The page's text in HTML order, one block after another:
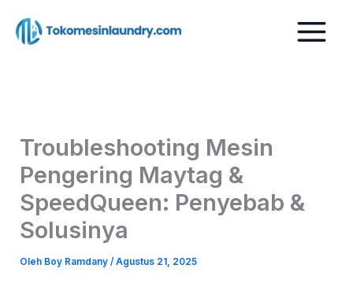
Troubleshooting Mesin
Pengering Maytag &
SpeedQueen: Penyebab &
Solusinya
Oleh Boy Ramdany/Agustus 21, 2025